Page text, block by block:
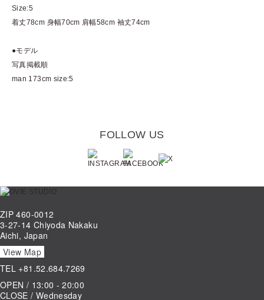
Size:5
着丈78cm 身幅70cm 肩幅58cm 袖丈74cm
●モデル
写真掲載順
man 173cm size:5
FOLLOW US
ZIP 460-0012
3-27-14 Chiyoda Nakaku
Aichi, Japan
View Map
TEL +81.52.684.7269
OPEN / 13:00 - 20:00
CLOSE / Wednesday